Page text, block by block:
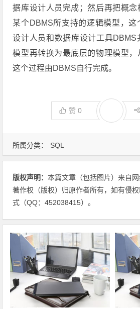
据库设计人员完成；然后再把概念
某个DBMS所支持的逻辑模型，这
设计人员和数据库设计工具DBMS
模型再转换为最底层的物理模型，
这个过程由DBMS自行完成。
赞0
所属分类： SQL
版权声明：本篇文章（包括图片）来自网
著作权（版权）归原作者所有，如有侵
式（QQ：452038415）。